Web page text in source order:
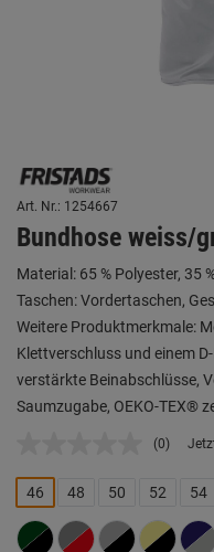
Art. Nr.: 1254667
Bundhose weiss/
Material: 65 % Polyester, 35
Taschen: Vordertaschen,
Weitere Produktmerkmale:
Klettverschluss und einem
verstärkte Beinabschlüsse,
Saumzugabe, OEKO-TEX®
Kein
Link
auf
Seite.
(0)
46 48 50 52 54